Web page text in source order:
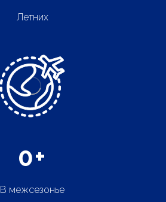
Летних
0+
В межсезонье